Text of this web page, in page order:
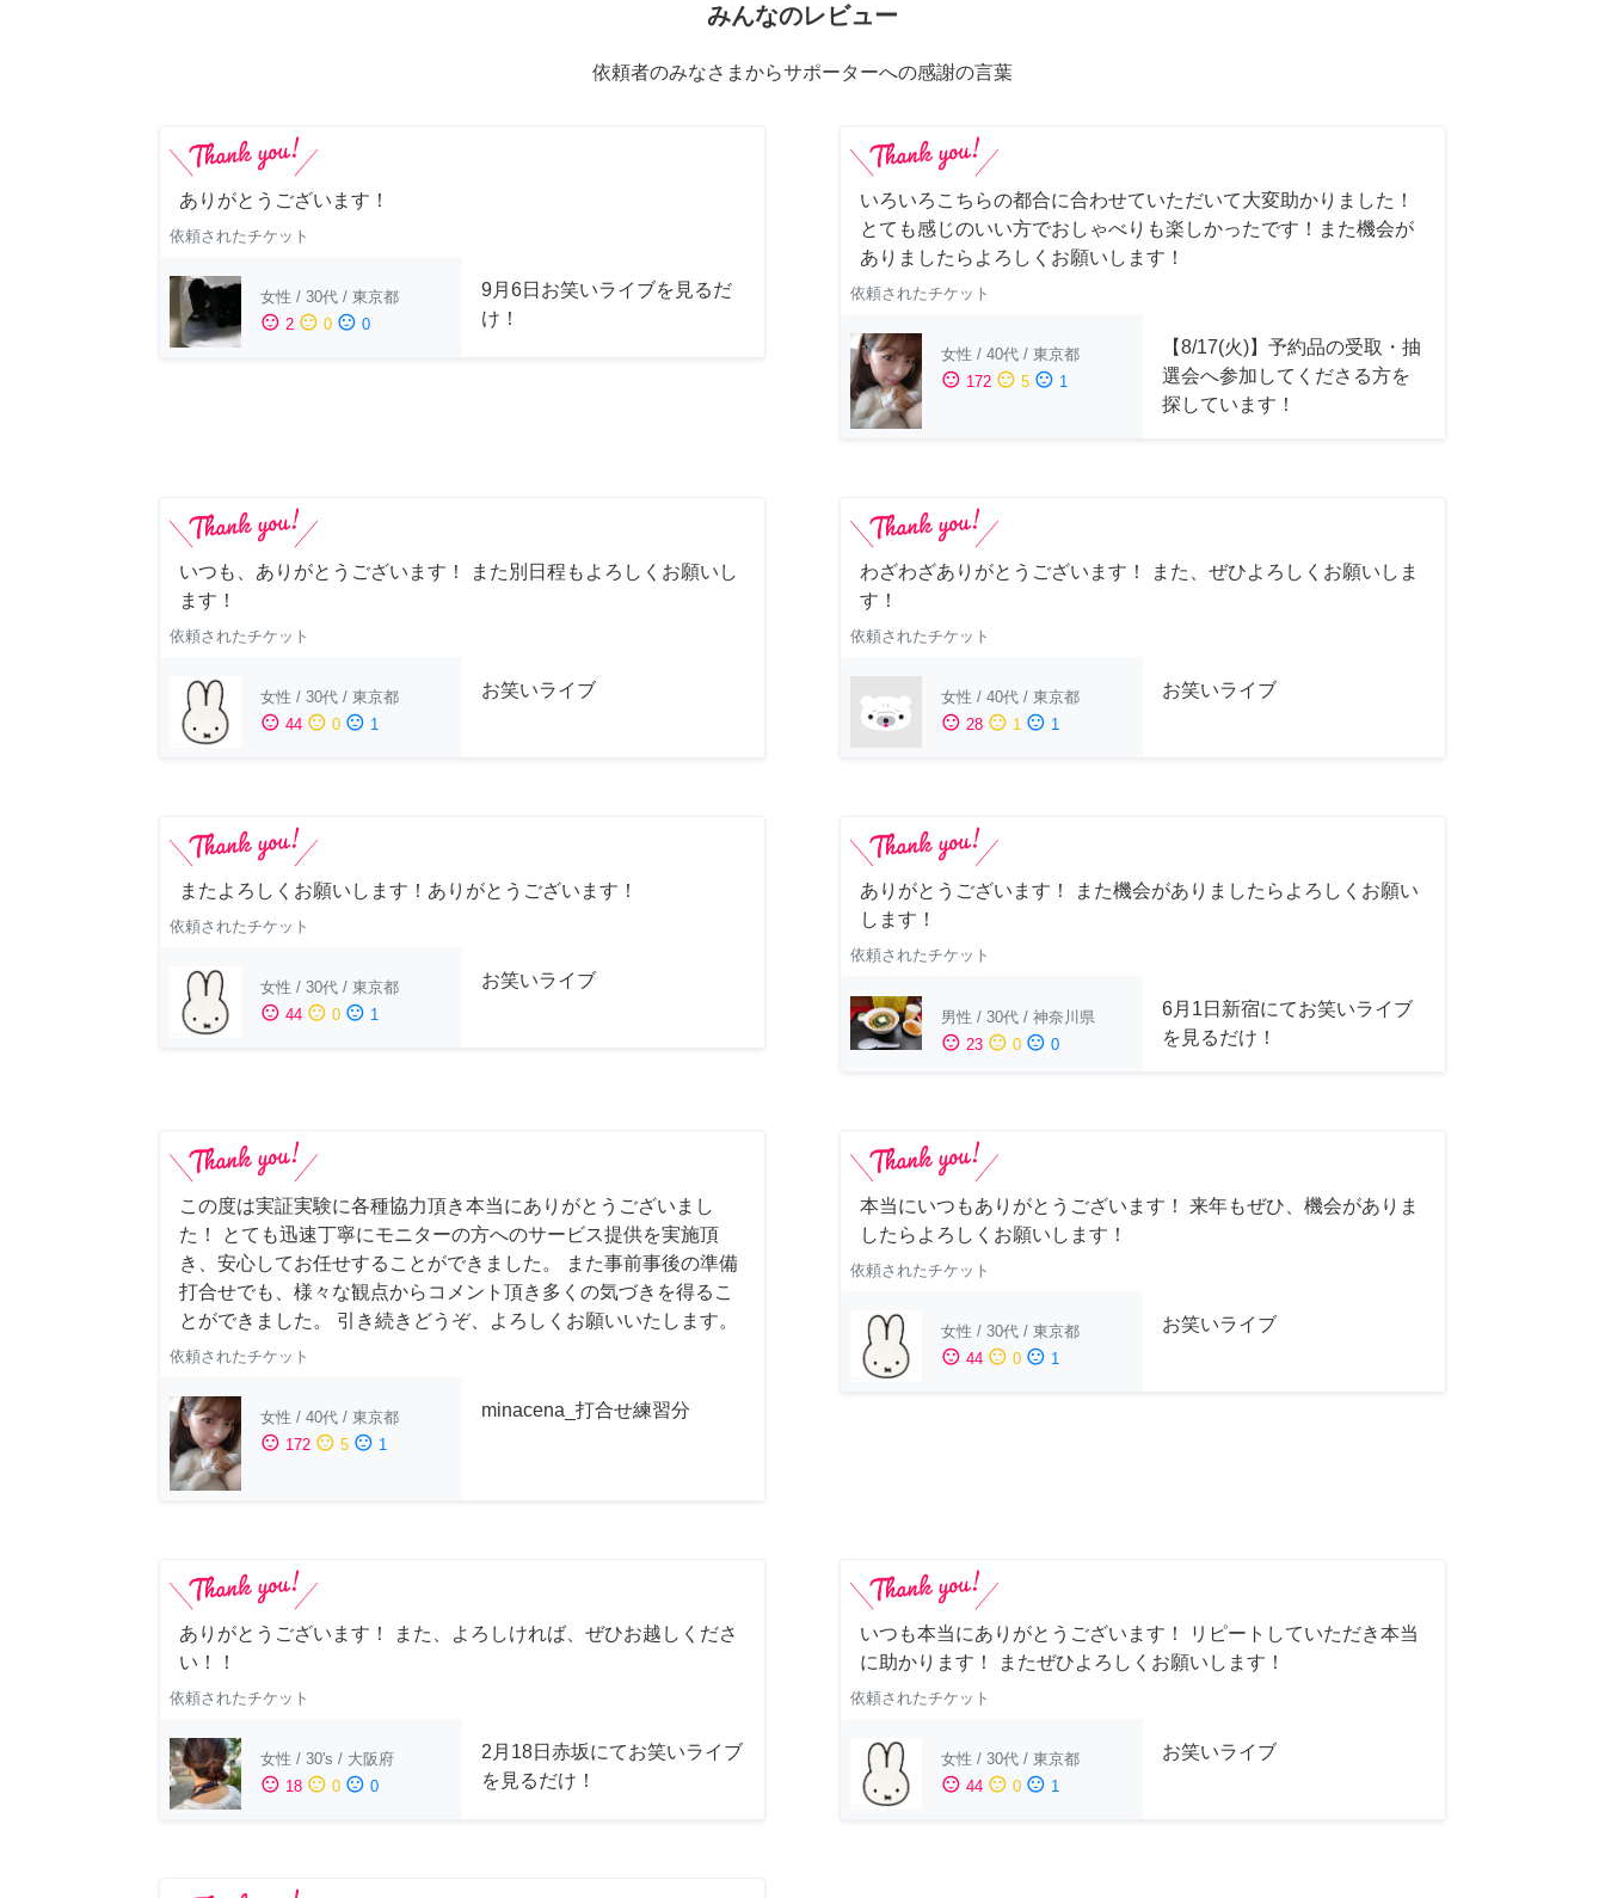
みんなのレビュー
依頼者のみなさまからサポーターへの感謝の言葉
ありがとうございます！
依頼されたチケット
女性 / 30代 / 東京都
sentiment_satisfied 2 sentiment_neutral 0 sentiment_dissatisfied 0
9月6日お笑いライブを見るだ
け！
いろいろこちらの都合に合わせていただいて大変助かりました！
とても感じのいい方でおしゃべりも楽しかったです！また機会が
ありましたらよろしくお願いします！
依頼されたチケット
女性 / 40代 / 東京都
sentiment_satisfied 172 sentiment_neutral 5 sentiment_dissatisfied 1
【8/17(火)】予約品の受取・抽
選会へ参加してくださる方を
探しています！
いつも、ありがとうございます！ また別日程もよろしくお願いし
ます！
依頼されたチケット
女性 / 30代 / 東京都
sentiment_satisfied 44 sentiment_neutral 0 sentiment_dissatisfied 1
お笑いライブ
わざわざありがとうございます！ また、ぜひよろしくお願いしま
す！
依頼されたチケット
女性 / 40代 / 東京都
sentiment_satisfied 28 sentiment_neutral 1 sentiment_dissatisfied 1
お笑いライブ
またよろしくお願いします！ありがとうございます！
依頼されたチケット
女性 / 30代 / 東京都
sentiment_satisfied 44 sentiment_neutral 0 sentiment_dissatisfied 1
お笑いライブ
ありがとうございます！ また機会がありましたらよろしくお願い
します！
依頼されたチケット
男性 / 30代 / 神奈川県
sentiment_satisfied 23 sentiment_neutral 0 sentiment_dissatisfied 0
6月1日新宿にてお笑いライブ
を見るだけ！
この度は実証実験に各種協力頂き本当にありがとうございまし
た！ とても迅速丁寧にモニターの方へのサービス提供を実施頂
き、安心してお任せすることができました。 また事前事後の準備
打合せでも、様々な観点からコメント頂き多くの気づきを得るこ
とができました。 引き続きどうぞ、よろしくお願いいたします。
依頼されたチケット
女性 / 40代 / 東京都
sentiment_satisfied 172 sentiment_neutral 5 sentiment_dissatisfied 1
minacena_打合せ練習分
本当にいつもありがとうございます！ 来年もぜひ、機会がありま
したらよろしくお願いします！
依頼されたチケット
女性 / 30代 / 東京都
sentiment_satisfied 44 sentiment_neutral 0 sentiment_dissatisfied 1
お笑いライブ
ありがとうございます！ また、よろしければ、ぜひお越しくださ
い！！
依頼されたチケット
女性 / 30's / 大阪府
sentiment_satisfied 18 sentiment_neutral 0 sentiment_dissatisfied 0
2月18日赤坂にてお笑いライブ
を見るだけ！
いつも本当にありがとうございます！ リピートしていただき本当
に助かります！ またぜひよろしくお願いします！
依頼されたチケット
女性 / 30代 / 東京都
sentiment_satisfied 44 sentiment_neutral 0 sentiment_dissatisfied 1
お笑いライブ